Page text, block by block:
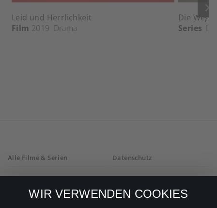
WIR VERWENDEN COOKIES
keyboard_arrow_right
Leid und Herrlichkeit
Film 2019 Drama
Die
Series
Alle Filme & Serien Datenschutz